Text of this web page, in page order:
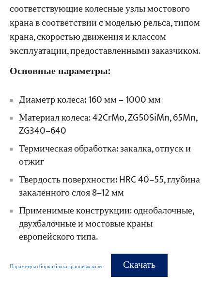
соответствующие колесные узлы мостового
крана в соответствии с моделью рельса, типом
крана, скоростью движения и классом
эксплуатации, предоставленными заказчиком.
Основные параметры:
Диаметр колеса: 160 мм – 1000 мм
Материал колеса: 42CrMo, ZG50SiMn, 65Mn,
ZG340–640
Термическая обработка: закалка, отпуск и
отжиг
Твердость поверхности: HRC 40–55, глубина
закаленного слоя 8–12 мм
Применимые конструкции: однобалочные,
двухбалочные и мостовые краны
европейского типа.
Параметры сборки блока крановых колес Скачать